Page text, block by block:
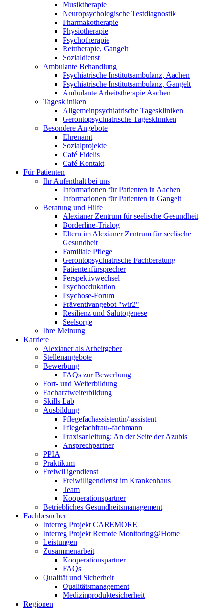
Musiktherapie
Neuropsychologische Testdiagnostik
Pharmakotherapie
Physiotherapie
Psychotherapie
Reittherapie, Gangelt
Sozialdienst
Ambulante Behandlung
Psychiatrische Institutsambulanz, Aachen
Psychiatrische Institutsambulanz, Gangelt
Ambulante Arbeitstherapie Aachen
Tageskliniken
Allgemeinpsychiatrische Tageskliniken
Gerontopsychiatrische Tageskliniken
Besondere Angebote
Ehrenamt
Sozialprojekte
Café Fidelis
Café Kontakt
Für Patienten
Ihr Aufenthalt bei uns
Informationen für Patienten in Aachen
Informationen für Patienten in Gangelt
Beratung und Hilfe
Alexianer Zentrum für seelische Gesundheit
Borderline-Trialog
Eltern im Alexianer Zentrum für seelische
Gesundheit
Familiale Pflege
Gerontopsychiatrische Fachberatung
Patientenfürsprecher
Perspektivwechsel
Psychoedukation
Psychose-Forum
Präventivangebot "wir2"
Resilienz und Salutogenese
Seelsorge
Ihre Meinung
Karriere
Alexianer als Arbeitgeber
Stellenangebote
Bewerbung
FAQs zur Bewerbung
Fort- und Weiterbildung
Facharztweiterbildung
Skills Lab
Ausbildung
Pflegefachassistentin/-assistent
Pflegefachfrau/-fachmann
Praxisanleitung: An der Seite der Azubis
Ansprechpartner
PPIA
Praktikum
Freiwilligendienst
Freiwilligendienst im Krankenhaus
Team
Kooperationspartner
Betriebliches Gesundheitsmanagement
Fachbesucher
Interreg Projekt CAREMORE
Interreg Projekt Remote Monitoring@Home
Leistungen
Zusammenarbeit
Kooperationspartner
FAQs
Qualität und Sicherheit
Qualitätsmanagement
Medizinproduktesicherheit
Regionen